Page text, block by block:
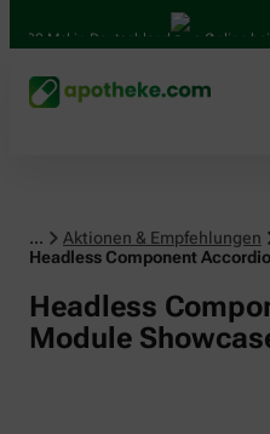
Mal in Deutschland Online bei
...
Aktionen & Empfehlungen
Headless Component
Headless
Module